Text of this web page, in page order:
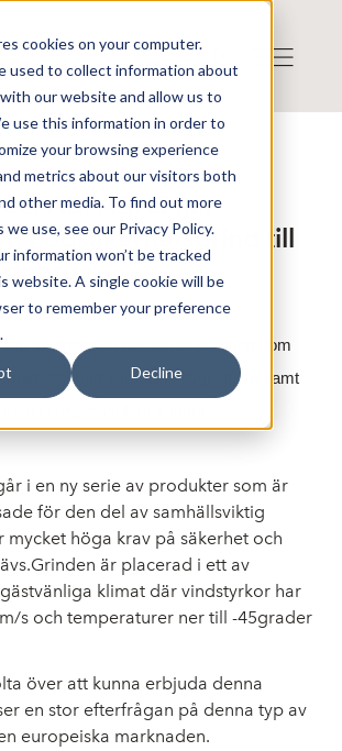
cookies on your computer.
used to collect information about
our website and allow us to
use this information in order to
your browsing experience
metrics about our visitors both
other media. To find out more
use, see our Privacy Policy.
information won’t be tracked
website. A single cookie will be
to remember your preference
Decline
Companies
02 09:00:00
AB: ABAS har
högsäkerhetsgrind till
har levererat en högsäkerhetsgrind som
med europeisk flygindustri samt
i en ny serie av produkter som är
för den del av samhällsviktig
mycket höga krav på säkerhet och
är placerad i ett av
klimat där vindstyrkor har
s och temperaturer ner till -45grader
över att kunna erbjuda denna
en stor efterfrågan på denna typ av
europeiska marknaden.